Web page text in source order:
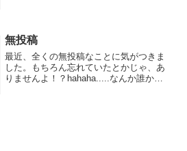
ません！！！！！そして...
無投稿
最近、全くの無投稿なことに気がつきま
した。もちろん忘れていたとかじゃ、あ
りませんよ！？hahaha.....なんか誰かの